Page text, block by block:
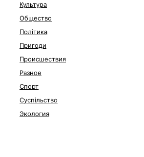
Культура
Общество
Політика
Пригоди
Происшествия
Разное
Спорт
Суспільство
Экология